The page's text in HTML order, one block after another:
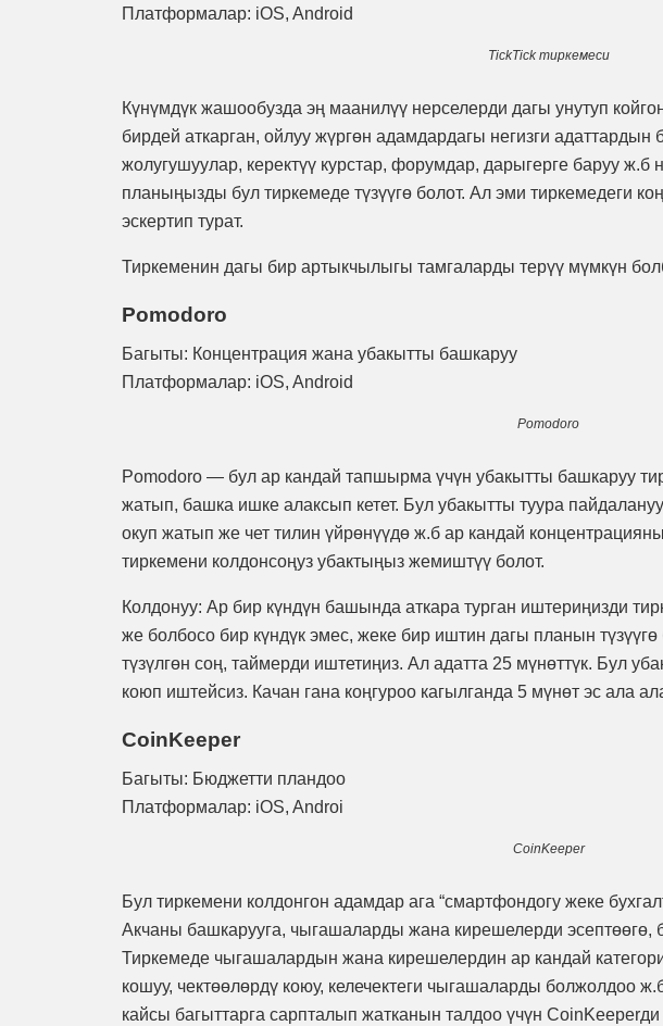
Платформалар: iOS, Android
TickTick тиркемеси
Күнүмдүк жашообузда эң маанилүү нерселерди дагы унутуп
бирдей аткарган, ойлуу жүргөн адамдардагы негизги
жолугушуулар, керектүү курстар, форумдар, дарыгерге баруу ж.б
планыңызды бул тиркемеде түзүүгө болот. Ал эми тиркемедеги
эскертип турат.
Тиркеменин дагы бир артыкчылыгы тамгаларды терүү мүмкүн
Pomodoro
Багыты: Концентрация жана убакытты башкаруу
Платформалар: iOS, Android
Pomodoro
Pomodoro — бул ар кандай тапшырма үчүн убакытты башкаруу
жатып, башка ишке алаксып кетет. Бул убакытты туура
окуп жатып же чет тилин үйрөнүүдө ж.б ар кандай
тиркемени колдонсоңуз убактыңыз жемиштүү болот.
Колдонуу: Ар бир күндүн башында аткара турган иштериңизди
же болбосо бир күндүк эмес, жеке бир иштин дагы планын
түзүлгөн соң, таймерди иштетиңиз. Ал адатта 25 мүнөттүк. Бул
коюп иштейсиз. Качан гана коңгуроо кагылганда 5 мүнөт эс ала
CoinKeeper
Багыты: Бюджетти пландоо
Платформалар: iOS, Androi
CoinKeeper
Бул тиркемени колдонгон адамдар ага “смартфондогу жеке
Акчаны башкарууга, чыгашаларды жана кирешелерди эсептөөгө,
Тиркемеде чыгашалардын жана кирешелердин ар кандай
кошуу, чектөөлөрдү коюу, келечектеги чыгашаларды болжолдоо
кайсы багыттарга сарпталып жатканын талдоо үчүн CoinKeeperди